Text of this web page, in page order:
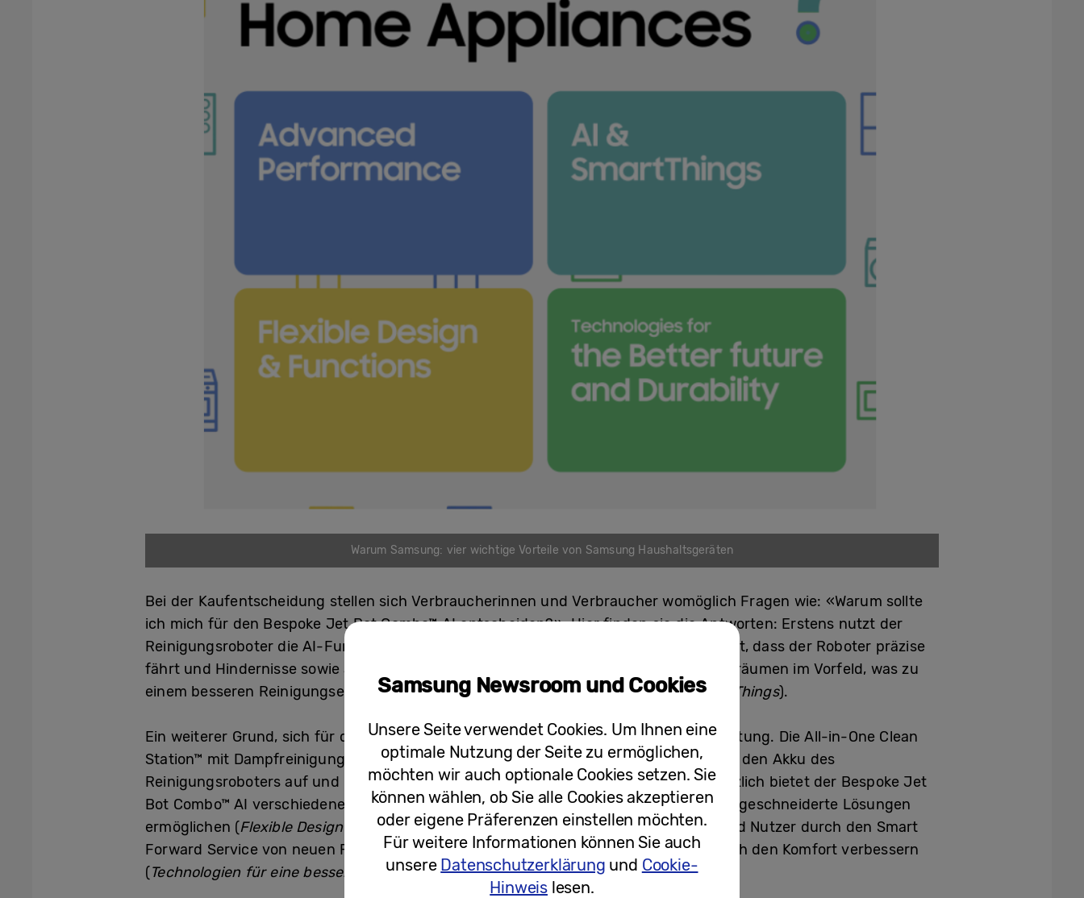
Warum Samsung: vier wichtige Vorteile von Samsung Haushaltsgeräten
Bei der Kaufentscheidung stellen sich Verbraucherinnen und Verbraucher womöglich Fragen wie: «Warum sollte
ich mich für den Bespoke Jet Bot Combo™ AI entscheiden?». Hier finden sie die Antworten: Erstens nutzt der
Reinigungsroboter die AI-Funktion «Upgraded AI Object Recognition»
, die dafür sorgt, dass der Roboter präzise
fährt und Hindernisse sowie andere Objekte erkennt. Dadurch entfällt das lästige Aufräumen im Vorfeld, was zu
einem besseren Reinigungserlebnis für die Nutzerinnen und Nutzer führt (AI & SmartThings).
Ein weiterer Grund, sich für dieses Modell zu entscheiden, ist die beeindruckende Leistung. Die All-in-One Clean
Station™ mit Dampfreinigung entleert nicht nur den Staubbehälter, sondern lädt auch den Akku des
Reinigungsroboters auf und pflegt die Mopps mit Dampf (Erweiterte Leistung). Zusätzlich bietet der Bespoke Jet
Bot Combo™ AI verschiedene Reinigungsmodi, die der Nutzerin oder dem Nutzer massgeschneiderte Lösungen
ermöglichen (Flexible Design & Functions). Darüber hinaus profitieren Nutzerinnen und Nutzer durch den Smart
Forward Service von neuen Funktionen, die sowohl die Benutzerfreundlichkeit als auch den Komfort verbessern
(Technologien für eine bessere Zukunft und Langlebigkeit).
Samsung Newsroom und Cookies
Unsere Seite verwendet Cookies. Um Ihnen eine
optimale Nutzung der Seite zu ermöglichen,
möchten wir auch optionale Cookies setzen. Sie
können wählen, ob Sie alle Cookies akzeptieren
oder eigene Präferenzen einstellen möchten.
Für weitere Informationen können Sie auch
unsere Datenschutzerklärung und Cookie-
Hinweis lesen.